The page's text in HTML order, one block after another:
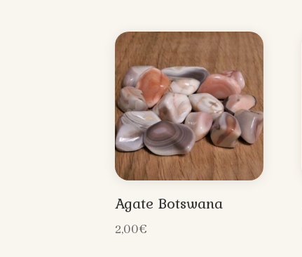
Agate Botswana
2,00€